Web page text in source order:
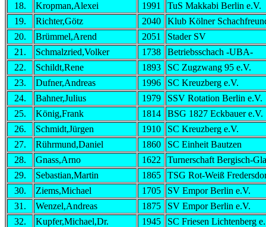
18.
Kropman,Alexei 1991
TuS Makkabi Berlin e.V.
19.
Richter,Götz 2040
Klub Kölner
20.
Brümmel,Arend 2051
Stader SV
21.
Schmalzried,Volker 1738
Betriebsschach -UBA-
22.
Schildt,Rene 1893
SC Zugzwang 95 e.V.
23.
Dufner,Andreas 1996
SC Kreuzberg e.V.
24.
Bahner,Julius 1979
SSV Rotation Berlin e.V.
25.
König,Frank 1814
BSG 1827 Eckbauer e.V.
26.
Schmidt,Jürgen 1910
SC Kreuzberg e.V.
27.
Rührmund,Daniel 1860
SC Einheit Bautzen
28.
Gnass,Arno 1622
Turnerschaft Bergisch-Gla
29.
Sebastian,Martin 1865
TSG Rot-Weiß
30.
Ziems,Michael 1705
SV Empor Berlin e.V.
31.
Wenzel,Andreas 1875
SV Empor Berlin e.V.
32.
Kupfer,Michael,Dr. 1945
SC Friesen Lichtenberg e.